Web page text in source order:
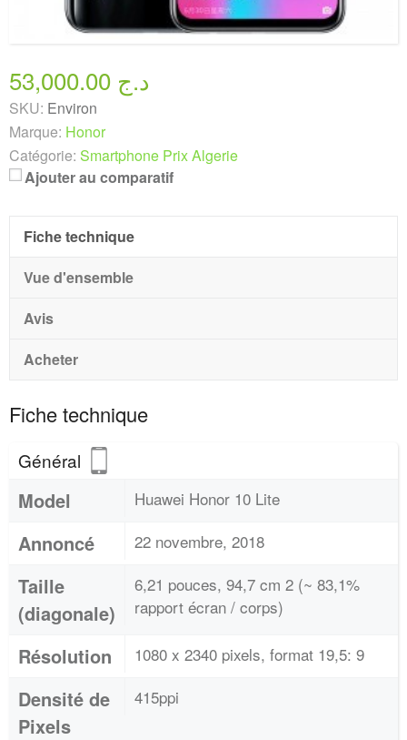
53,000.00 د.ج
SKU: Environ
Marque: Honor
Catégorie: Smartphone Prix Algerie
Ajouter au comparatif
Fiche technique
Vue d'ensemble
Avis
Acheter
Fiche technique
Général
Model Huawei Honor 10 Lite
Annoncé 22 novembre, 2018
Taille
(diagonale)
6,21 pouces, 94,7 cm 2 (~ 83,1%
rapport écran / corps)
Résolution 1080 x 2340 pixels, format 19,5: 9
Densité de
Pixels
415ppi